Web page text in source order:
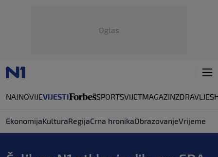
Oglas
NAJNOVIJEVIJESTI SPORTSVIJETMAGAZINZDRAVLJE
EkonomijaKulturaRegijaCrna hronikaObrazovanjeVrijeme